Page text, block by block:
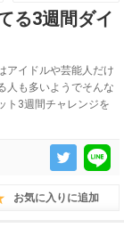
る3週間ダイ
アイドルや芸能人だけ
人も多いようでそんな
ト3週間チャレンジを
お気に入りに追加